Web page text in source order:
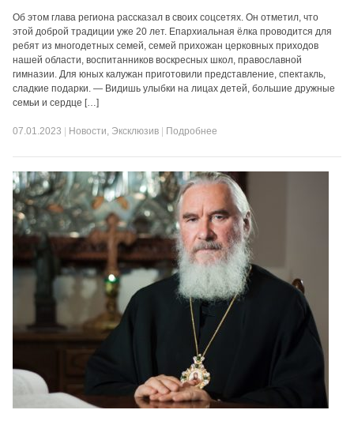
Об этом глава региона рассказал в своих соцсетях. Он отметил, что
этой доброй традиции уже 20 лет. Епархиальная ёлка проводится для
ребят из многодетных семей, семей прихожан церковных приходов
нашей области, воспитанников воскресных школ, православной
гимназии. Для юных калужан приготовили представление, спектакль,
сладкие подарки. — Видишь улыбки на лицах детей, большие дружные
семьи и сердце […]
07.01.2023 Новости, Эксклюзив Подробнее